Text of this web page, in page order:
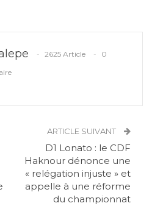
2625 Article
0
ARTICLE SUIVANT
D1 Lonato : le CDF
Haknour dénonce une
« relégation injuste » et
appelle à une réforme
du championnat